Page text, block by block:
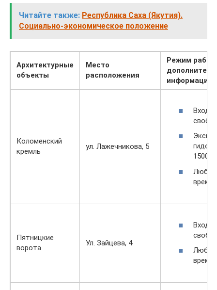
Читайте также: Республика Саха (Якутия).
Социально-экономическое положение
Архитектурные
объекты
Место
расположения
Режим
информация
Коломенский
кремль
ул. Лажечникова, 5
Вход
гидом
1500
Любое
время.
Пятницкие
ворота
Ул. Зайцева, 4
Вход
Любое
время.